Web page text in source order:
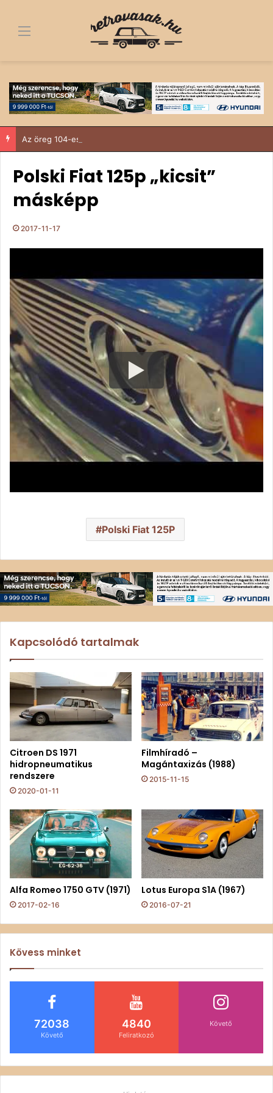
Menü
Az öreg 104-es, aki nem tudott nemet mondani
Polski Fiat 125p „kicsit”
másképp
2017-11-17
Polski Fiat 125P
Kapcsolódó tartalmak
Citroen DS 1971
hidropneumatikus
rendszere
2020-01-11
Filmhíradó –
Magántaxizás (1988)
2015-11-15
Alfa Romeo 1750 GTV (1971)
2017-02-16
Lotus Europa S1A (1967)
2016-07-21
Kövess minket
72038
Követő
4840
Feliratkozó
Követő